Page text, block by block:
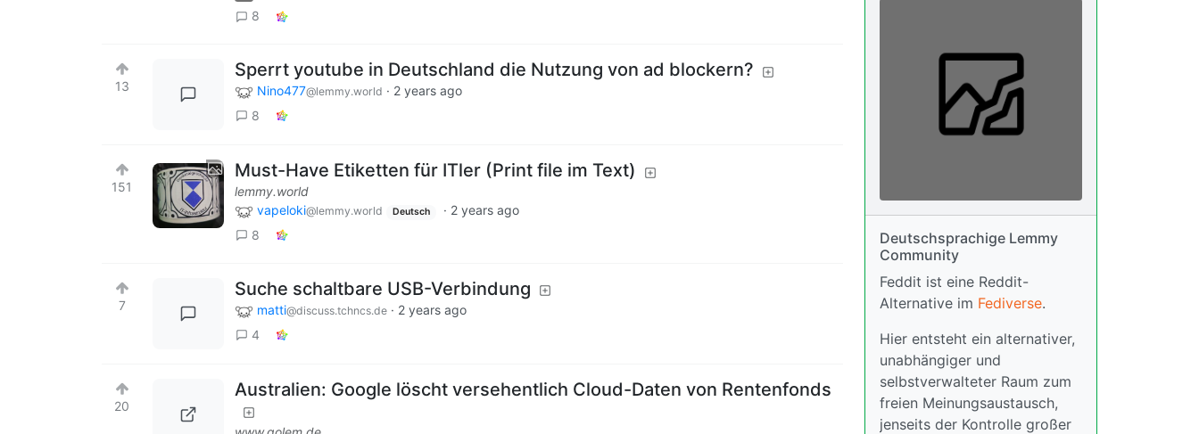
8
13
Sperrt youtube in Deutschland die Nutzung von ad blockern?
Nino477@lemmy.world · 2 years ago
8
151
Must-Have Etiketten für ITler (Print file im Text)
lemmy.world
vapeloki@lemmy.world Deutsch · 2 years ago
8
7
Suche schaltbare USB-Verbindung
matti@discuss.tchncs.de · 2 years ago
4
20
Australien: Google löscht versehentlich Cloud-Daten von Rentenfonds
Deutschsprachige Lemmy
Community
Feddit ist eine Reddit-
Alternative im Fediverse.
Hier entsteht ein alternativer,
unabhängiger und
selbstverwalteter Raum zum
freien Meinungsaustausch,
jenseits der Kontrolle großer